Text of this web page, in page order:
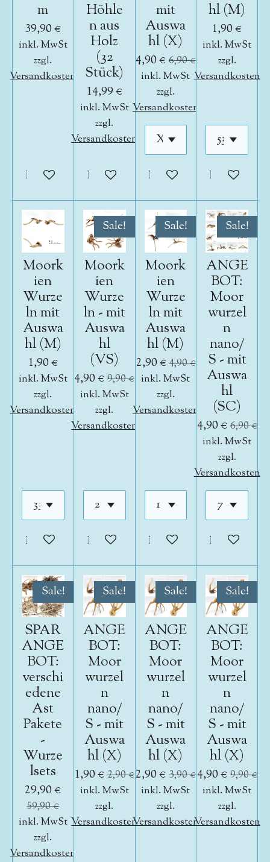
m
39,90 €
inkl. MwSt
zzgl.
Versandkosten
In den Warenkorb
Höhle
n aus
Holz
(32
Stück)
14,99 €
inkl. MwSt
zzgl.
Versandkosten
In den Warenkorb
mit
Auswa
hl (X)
4,90 € 6,90 €
inkl. MwSt
zzgl.
Versandkosten
In den Warenkorb
hl (M)
1,90 €
inkl. MwSt
zzgl.
Versandkosten
In den
Moork
ien
Wurze
ln mit
Auswa
hl (M)
1,90 €
inkl. MwSt
zzgl.
Versandkosten
In den Warenkorb
Sale!
Moork
ien
Wurze
ln - mit
Auswa
hl
(VS)
4,90 € 9,90 €
inkl. MwSt
zzgl.
Versandkosten
In den Warenkorb
Sale!
Moork
ien
Wurze
ln mit
Auswa
hl (M)
2,90 € 4,90 €
inkl. MwSt
zzgl.
Versandkosten
In den Warenkorb
Sale!
ANGE
BOT:
Moor
wurzel
n
nano/
S - mit
Auswa
hl
(SC)
4,90 €6,90 €
inkl. MwSt
zzgl.
Versandkosten
In den
Sale!
SPAR
ANGE
BOT:
verschi
edene
Ast
Pakete
-
Wurze
lsets
29,90 €
59,90 €
inkl. MwSt
zzgl.
Versandkosten
Sale!
ANGE
BOT:
Moor
wurzel
n
nano/
S - mit
Auswa
hl (X)
1,90 € 2,90 €
inkl. MwSt
zzgl.
Versandkosten
Sale!
ANGE
BOT:
Moor
wurzel
n
nano/
S - mit
Auswa
hl (X)
2,90 € 3,90 €
inkl. MwSt
zzgl.
Versandkosten
Sale!
ANGE
BOT:
Moor
wurzel
n
nano/
S - mit
Auswa
hl (X)
4,90 €9,90 €
inkl. MwSt
zzgl.
Versandkosten